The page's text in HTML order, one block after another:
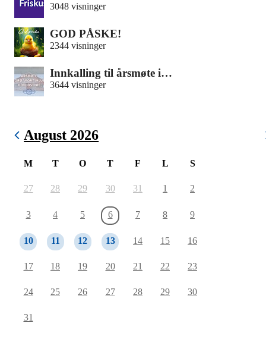
3048 visninger
GOD PÅSKE!
2344 visninger
Innkalling til årsmøte i…
3644 visninger
August 2026
M T O T F L S
27 28 29 30 31 1 2
3 4 5 6 7 8 9
10 11 12 13 14 15 16
17 18 19 20 21 22 23
24 25 26 27 28 29 30
31